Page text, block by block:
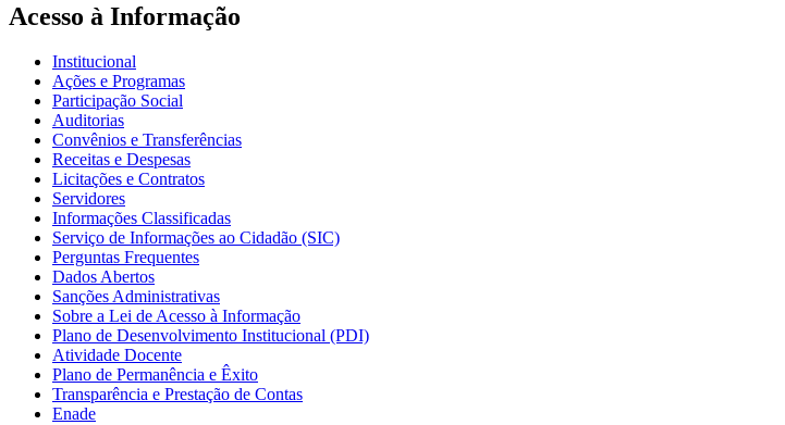
Acesso à Informação
Institucional
Ações e Programas
Participação Social
Auditorias
Convênios e Transferências
Receitas e Despesas
Licitações e Contratos
Servidores
Informações Classificadas
Serviço de Informações ao Cidadão (SIC)
Perguntas Frequentes
Dados Abertos
Sanções Administrativas
Sobre a Lei de Acesso à Informação
Plano de Desenvolvimento Institucional (PDI)
Atividade Docente
Plano de Permanência e Êxito
Transparência e Prestação de Contas
Enade